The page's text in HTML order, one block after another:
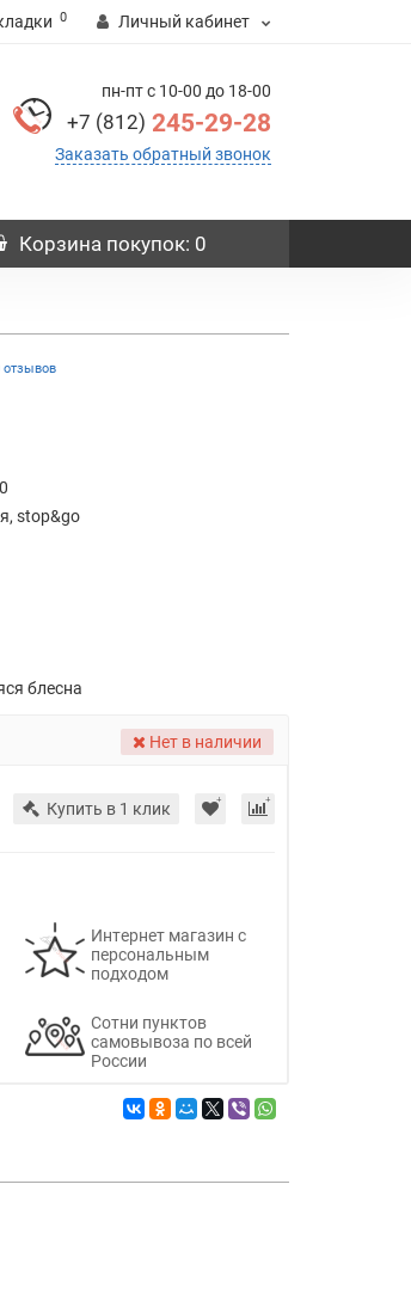
0 Личный кабинет
пн-пт с 10-00 до 18-00
+7 (812) 245-29-28
Заказать обратный звонок
Корзина покупок: 0
отзывов
stop&go
блесна
Нет в наличии
Купить в 1 клик
Интернет магазин с
персональным
подходом
Сотни пунктов
самовывоза по всей
России